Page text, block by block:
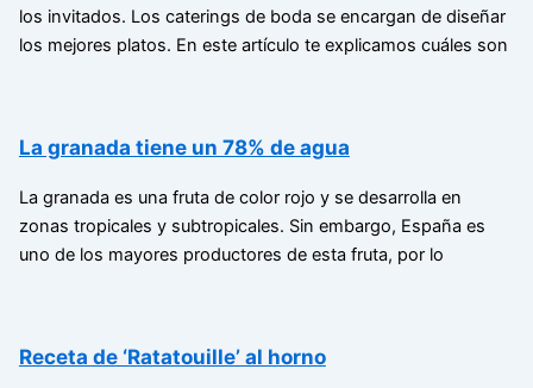
los invitados. Los caterings de boda se encargan de diseñar
los mejores platos. En este artículo te explicamos cuáles son
La granada tiene un 78% de agua
La granada es una fruta de color rojo y se desarrolla en
zonas tropicales y subtropicales. Sin embargo, España es
uno de los mayores productores de esta fruta, por lo
Receta de ‘Ratatouille’ al horno